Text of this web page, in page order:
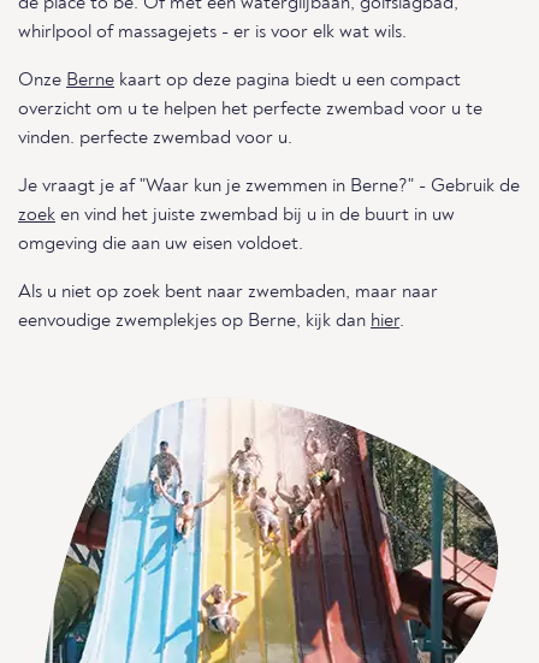
whirlpool of massagejets - er is voor elk wat wils.
Onze Berne kaart op deze pagina biedt u een compact
overzicht om u te helpen het perfecte zwembad voor u te
vinden. perfecte zwembad voor u.
Je vraagt je af "Waar kun je zwemmen in Berne?" - Gebruik de
zoek en vind het juiste zwembad bij u in de buurt in uw
omgeving die aan uw eisen voldoet.
Als u niet op zoek bent naar zwembaden, maar naar
eenvoudige zwemplekjes op Berne, kijk dan hier.